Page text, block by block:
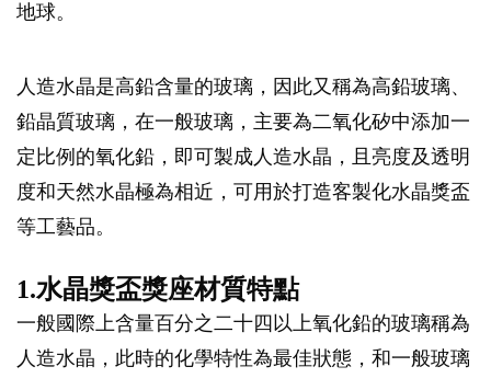
地球。
人造水晶是高鉛含量的玻璃，因此又稱為高鉛玻璃、
鉛晶質玻璃，在一般玻璃，主要為二氧化矽中添加一
定比例的氧化鉛，即可製成人造水晶，且亮度及透明
度和天然水晶極為相近，可用於打造客製化水晶獎盃
等工藝品。
1.水晶獎盃獎座材質特點
一般國際上含量百分之二十四以上氧化鉛的玻璃稱為
人造水晶，此時的化學特性為最佳狀態，和一般玻璃